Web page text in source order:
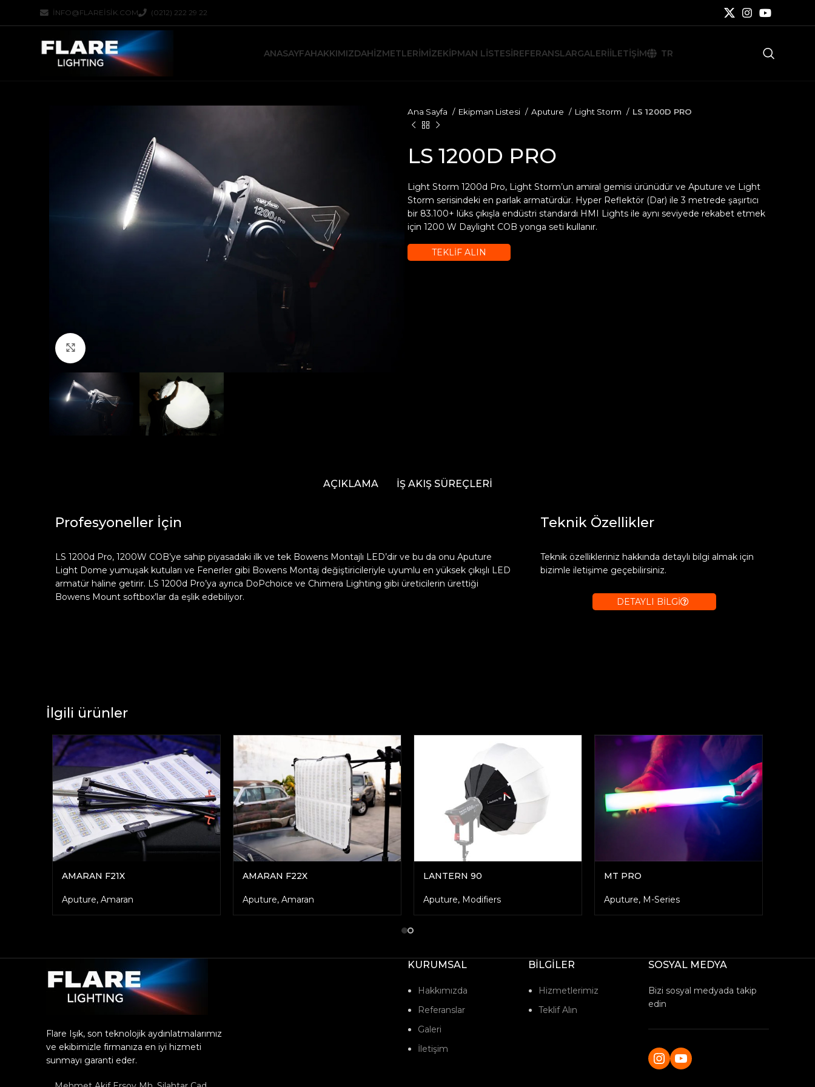
INFO@FLAREISIK.COM (0212) 222 29 22
ANASAYFAHAKKIMIZDAHIZMETLERIMIZEKIPMAN LISTESIREFERANSLARGALERIİLETIŞIM TR
Ana Sayfa Ekipman Listesi Aputure Light Storm LS 1200D PRO
LS 1200D PRO
Light Storm 1200d Pro, Light Storm’un amiral gemisi ürünüdür ve Aputure ve Light
Storm serisindeki en parlak armatürdür. Hyper Reflektör (Dar) ile 3 metrede şaşırtıcı
bir 83.100+ lüks çıkışla endüstri standardı HMI Lights ile aynı seviyede rekabet etmek
için 1200 W Daylight COB yonga seti kullanır.
TEKLİF ALIN
AÇIKLAMA İŞ AKIŞ SÜREÇLERİ
Profesyoneller İçin
LS 1200d Pro, 1200W COB’ye sahip piyasadaki ilk ve tek Bowens Montajlı LED’dir ve bu da onu Aputure
Light Dome yumuşak kutuları ve Fenerler gibi Bowens Montaj değiştiricileriyle uyumlu en yüksek çıkışlı LED
armatür haline getirir. LS 1200d Pro’ya ayrıca DoPchoice ve Chimera Lighting gibi üreticilerin ürettiği
Bowens Mount softbox’lar da eşlik edebiliyor.
Teknik Özellikler
Teknik özellikleriniz hakkında detaylı bilgi almak için
bizimle iletişime geçebilirsiniz.
DETAYLI BİLGİ
İlgili ürünler
AMARAN F21X
Aputure, Amaran
AMARAN F22X
Aputure, Amaran
LANTERN 90
Aputure, Modifiers
MT PRO
Aputure, M-Series
Flare Işık, son teknolojik aydınlatmalarımız
ve ekibimizle firmanıza en iyi hizmeti
sunmayı garanti eder.
KURUMSAL
Hakkımızda
Referanslar
Galeri
İletişim
BİLGİLER
Hizmetlerimiz
Teklif Alın
SOSYAL MEDYA
Bizi sosyal medyada takip
edin
Instagram
YouTube